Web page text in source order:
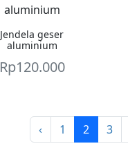
Jendela geser
aluminium
Rp120.000
‹ Page
1 Current
2 3